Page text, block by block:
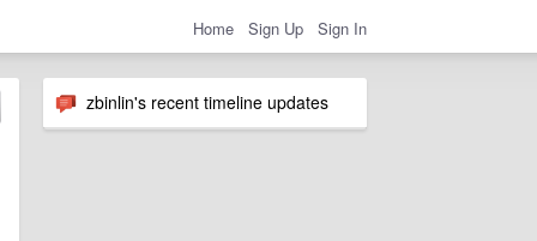
Home Sign Up Sign In
zbinlin's recent timeline updates